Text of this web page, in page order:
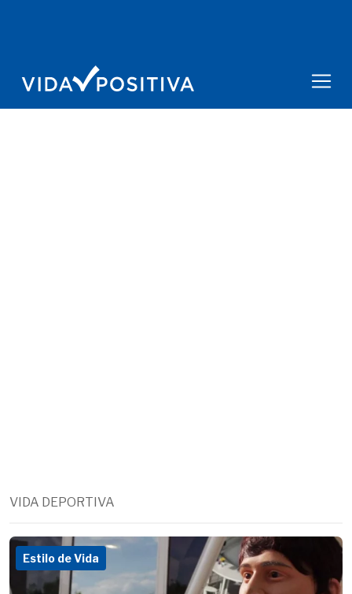
VIDA DEPORTIVA
Estilo de Vida